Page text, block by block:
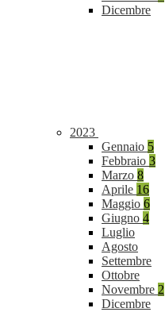
Dicembre
2023
Gennaio 5
Febbraio 3
Marzo 8
Aprile 16
Maggio 6
Giugno 4
Luglio
Agosto
Settembre
Ottobre
Novembre 2
Dicembre